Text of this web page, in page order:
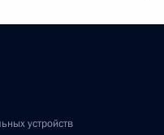
устройств